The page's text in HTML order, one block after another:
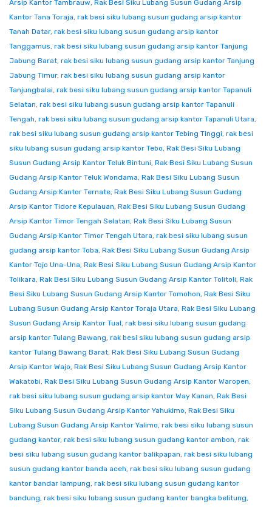
Arsip Kantor Tambrauw, Rak Besi Siku Lubang Susun Gudang Arsip
Kantor Tana Toraja, rak besi siku lubang susun gudang arsip kantor
Tanah Datar, rak besi siku lubang susun gudang arsip kantor
Tanggamus, rak besi siku lubang susun gudang arsip kantor Tanjung
Jabung Barat, rak besi siku lubang susun gudang arsip kantor Tanjung
Jabung Timur, rak besi siku lubang susun gudang arsip kantor
Tanjungbalai, rak besi siku lubang susun gudang arsip kantor Tapanuli
Selatan, rak besi siku lubang susun gudang arsip kantor Tapanuli
Tengah, rak besi siku lubang susun gudang arsip kantor Tapanuli Utara,
rak besi siku lubang susun gudang arsip kantor Tebing Tinggi, rak besi
siku lubang susun gudang arsip kantor Tebo, Rak Besi Siku Lubang
Susun Gudang Arsip Kantor Teluk Bintuni, Rak Besi Siku Lubang Susun
Gudang Arsip Kantor Teluk Wondama, Rak Besi Siku Lubang Susun
Gudang Arsip Kantor Ternate, Rak Besi Siku Lubang Susun Gudang
Arsip Kantor Tidore Kepulauan, Rak Besi Siku Lubang Susun Gudang
Arsip Kantor Timor Tengah Selatan, Rak Besi Siku Lubang Susun
Gudang Arsip Kantor Timor Tengah Utara, rak besi siku lubang susun
gudang arsip kantor Toba, Rak Besi Siku Lubang Susun Gudang Arsip
Kantor Tojo Una-Una, Rak Besi Siku Lubang Susun Gudang Arsip Kantor
Tolikara, Rak Besi Siku Lubang Susun Gudang Arsip Kantor Tolitoli, Rak
Besi Siku Lubang Susun Gudang Arsip Kantor Tomohon, Rak Besi Siku
Lubang Susun Gudang Arsip Kantor Toraja Utara, Rak Besi Siku Lubang
Susun Gudang Arsip Kantor Tual, rak besi siku lubang susun gudang
arsip kantor Tulang Bawang, rak besi siku lubang susun gudang arsip
kantor Tulang Bawang Barat, Rak Besi Siku Lubang Susun Gudang
Arsip Kantor Wajo, Rak Besi Siku Lubang Susun Gudang Arsip Kantor
Wakatobi, Rak Besi Siku Lubang Susun Gudang Arsip Kantor Waropen,
rak besi siku lubang susun gudang arsip kantor Way Kanan, Rak Besi
Siku Lubang Susun Gudang Arsip Kantor Yahukimo, Rak Besi Siku
Lubang Susun Gudang Arsip Kantor Yalimo, rak besi siku lubang susun
gudang kantor, rak besi siku lubang susun gudang kantor ambon, rak
besi siku lubang susun gudang kantor balikpapan, rak besi siku lubang
susun gudang kantor banda aceh, rak besi siku lubang susun gudang
kantor bandar lampung, rak besi siku lubang susun gudang kantor
bandung, rak besi siku lubang susun gudang kantor bangka belitung,